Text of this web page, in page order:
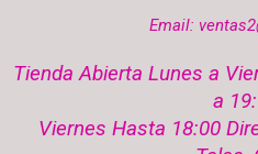
Email:
Tienda Abierta Lunes a
a
Viernes Hasta 18:00